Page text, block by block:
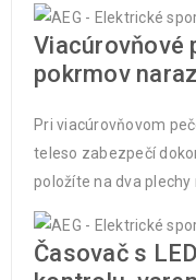
Viacúrovňové
pokrmov naraz
Pri viacúrovňovom
teleso zabezpečí
položíte na dva plechy
Časovač s